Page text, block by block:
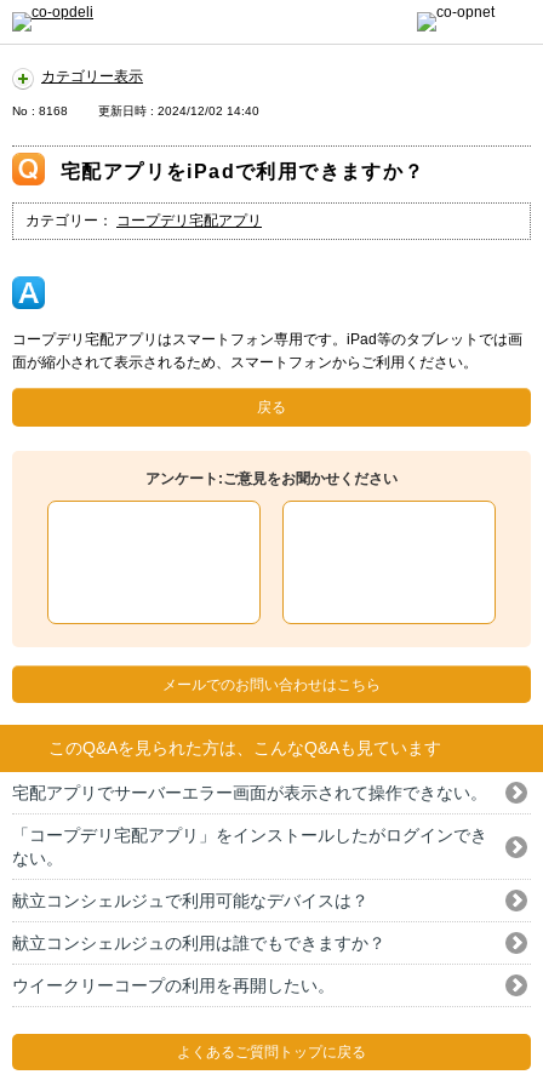
カテゴリー表示
No : 8168 更新日時 : 2024/12/02 14:40
宅配アプリをiPadで利用できますか？
カテゴリー： コープデリ宅配アプリ
コープデリ宅配アプリはスマートフォン専用です。iPad等のタブレットでは画
面が縮小されて表示されるため、スマートフォンからご利用ください。
戻る
アンケート:ご意見をお聞かせください
メールでのお問い合わせはこちら
このQ&Aを見られた方は、こんなQ&Aも見ています
宅配アプリでサーバーエラー画面が表示されて操作できない。
「コープデリ宅配アプリ」をインストールしたがログインでき
ない。
献立コンシェルジュで利用可能なデバイスは？
献立コンシェルジュの利用は誰でもできますか？
ウイークリーコープの利用を再開したい。
よくあるご質問トップに戻る